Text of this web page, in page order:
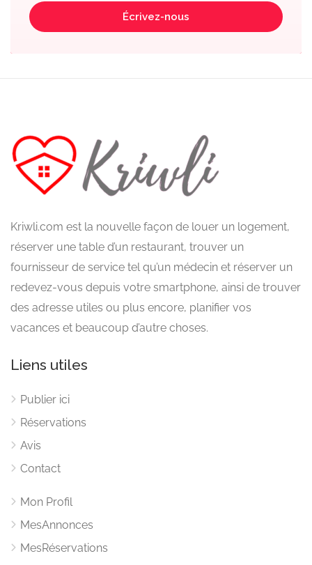
Écrivez-nous
Kriwli.com est la nouvelle façon de louer un logement,
réserver une table d’un restaurant, trouver un
fournisseur de service tel qu’un médecin et réserver un
redevez-vous depuis votre smartphone, ainsi de trouver
des adresse utiles ou plus encore, planifier vos
vacances et beaucoup d’autre choses.
Liens utiles
Publier ici
Réservations
Avis
Contact
Mon Profil
MesAnnonces
MesRéservations